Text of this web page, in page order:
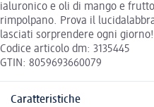
ialuronico e oli di mango e
rimpolpano. Prova il
lasciati sorprendere ogni giorno!
Codice articolo dm: 3135445
GTIN: 8059693660079
Caratteristiche